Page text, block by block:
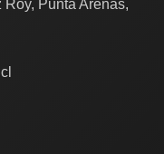
Punta Arenas,